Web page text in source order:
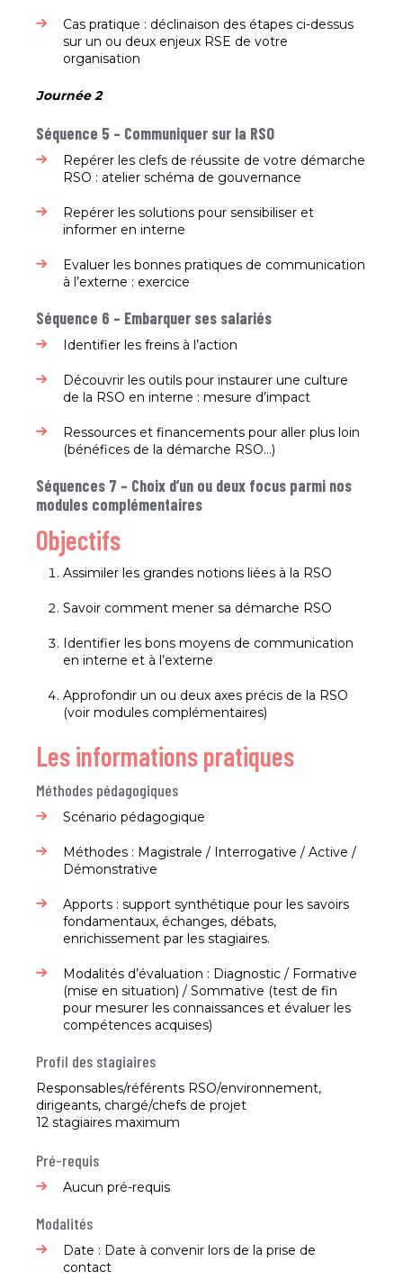
Cas pratique : déclinaison des étapes ci-dessus
sur un ou deux enjeux RSE de votre
organisation​
Journée 2
Séquence 5 – Communiquer sur la RSO
Repérer les clefs de réussite de votre démarche
RSO : atelier schéma de gouvernance​
Repérer les solutions pour sensibiliser et
informer en interne​
Evaluer les bonnes pratiques de communication
à l’externe : exercice​
Séquence 6 – Embarquer ses salariés
Identifier les freins à l’action ​
Découvrir les outils pour instaurer une culture
de la RSO en interne : mesure d’impact​
Ressources et financements pour aller plus loin
(bénéfices de la démarche RSO…)​
Séquences 7 – Choix d’un ou deux focus parmi nos
modules complémentaires​
Objectifs
Assimiler les grandes notions liées à la RSO​
Savoir comment mener sa démarche RSO​
Identifier les bons moyens de communication
en interne et à l’externe​
Approfondir un ou deux axes précis de la RSO
(voir modules complémentaires)​
Les informations pratiques
Méthodes pédagogiques
Scénario pédagogique​
Méthodes : Magistrale / Interrogative / Active /
Démonstrative​
Apports : support synthétique pour les savoirs
fondamentaux, échanges, débats,
enrichissement par les stagiaires.​
Modalités d’évaluation : Diagnostic / Formative
(mise en situation) / Sommative (test de fin
pour mesurer les connaissances et évaluer les
compétences acquises)​
Profil des stagiaires
Responsables/référents RSO/environnement,
dirigeants, chargé/chefs de projet​
12 stagiaires maximum​
Pré-requis
Aucun pré-requis​
Modalités
Date : Date à convenir lors de la prise de
contact​